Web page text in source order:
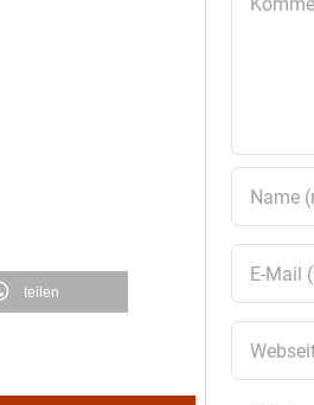
teilen